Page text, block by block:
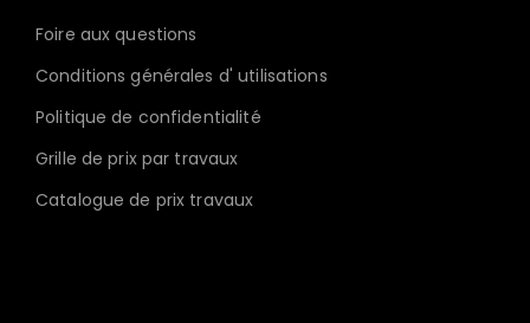
Foire aux questions
Conditions générales d' utilisations
Politique de confidentialité
Grille de prix par travaux
Catalogue de prix travaux